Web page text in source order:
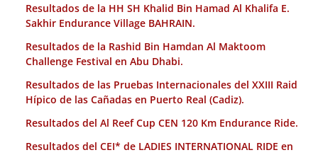
Resultados de la HH SH Khalid Bin Hamad Al Khalifa E.
Sakhir Endurance Village BAHRAIN.
Resultados de la Rashid Bin Hamdan Al Maktoom
Challenge Festival en Abu Dhabi.
Resultados de las Pruebas Internacionales del XXIII Raid
Hípico de las Cañadas en Puerto Real (Cadiz).
Resultados del Al Reef Cup CEN 120 Km Endurance Ride.
Resultados del CEI* de LADIES INTERNATIONAL RIDE en